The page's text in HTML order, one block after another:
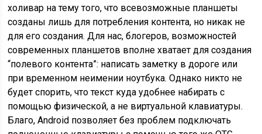
холивар на тему того, что всевозможные планшеты
созданы лишь для потребления контента, но никак не
для его создания. Для нас, блогеров, возможностей
современных планшетов вполне хватает для создания
“полевого контента”: написать заметку в дороге или
при временном неимении ноутбука. Однако никто не
будет спорить, что текст куда удобнее набирать с
помощью физической, а не виртуальной клавиатуры.
Благо, Android позволяет без проблем подключать